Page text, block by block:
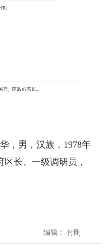
，男，汉族，1978年
长、一级调研员，
编辑： 付刚